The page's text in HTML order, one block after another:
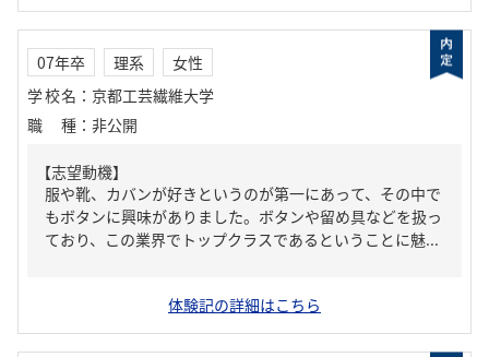
07年卒 理系
女性
学校名 ： 京都工芸繊維大学
職種 ： 非公開
【志望動機】
服や靴、カバンが好きというのが第一にあって、その中で
もボタンに興味がありました。ボタンや留め具などを扱っ
ており、この業界でトップクラスであるということに魅...
体験記の詳細はこちら